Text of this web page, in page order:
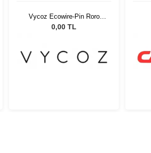
Vycoz Ecowire-Pin Roro
RED 46-22 51526
0,00 TL